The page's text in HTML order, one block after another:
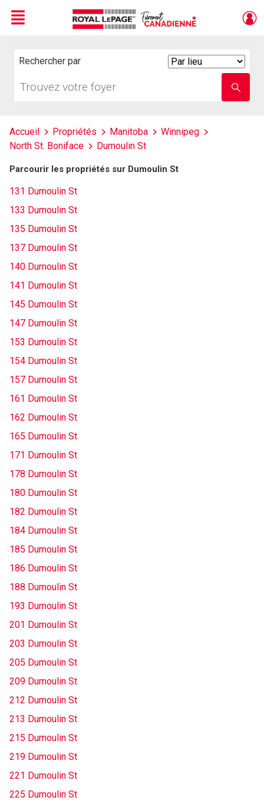
Menu
Rechercher par
votre
nom
Accueil Propriétés Manitoba
Winnipeg
North St. Boniface
Dumoulin St
Parcourir les propriétés sur Dumoulin St
131 Dumoulin St
133 Dumoulin St
135 Dumoulin St
137 Dumoulin St
140 Dumoulin St
141 Dumoulin St
145 Dumoulin St
147 Dumoulin St
153 Dumoulin St
154 Dumoulin St
157 Dumoulin St
161 Dumoulin St
162 Dumoulin St
165 Dumoulin St
171 Dumoulin St
178 Dumoulin St
180 Dumoulin St
182 Dumoulin St
184 Dumoulin St
185 Dumoulin St
186 Dumoulin St
188 Dumoulin St
193 Dumoulin St
201 Dumoulin St
203 Dumoulin St
205 Dumoulin St
209 Dumoulin St
212 Dumoulin St
213 Dumoulin St
215 Dumoulin St
219 Dumoulin St
221 Dumoulin St
225 Dumoulin St